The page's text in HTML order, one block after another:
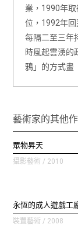
業，1990年
位，1992年回
每隔二至三年
時風起雲湧的
鴉」的方式畫
藝術家的其他
眾物昇天
攝影藝術 / 2010
永恆的成人遊戲工
裝置藝術 / 2008